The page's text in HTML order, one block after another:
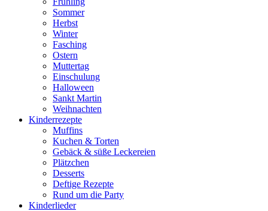
Sommer
Herbst
Winter
Fasching
Ostern
Muttertag
Einschulung
Halloween
Sankt Martin
Weihnachten
Kinderrezepte
Muffins
Kuchen & Torten
Gebäck & süße Leckereien
Plätzchen
Desserts
Deftige Rezepte
Rund um die Party
Kinderlieder